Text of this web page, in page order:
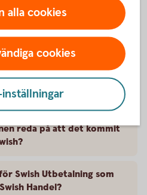
Swish Utbetalning?
eller Swish Handel för
och hur fungerar det?
reda på att det kommit
Swish Utbetalning som
Handel?
alla cookies
cookies